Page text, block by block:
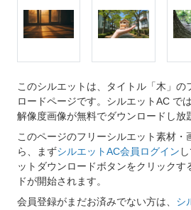
このシルエットは、タイトル「木」の
ロードページです。シルエットAC で
解像度画像が無料でダウンロードし放
このページのフリーシルエット素材・
ら、まずシルエットAC会員ログイン
ットダウンロードボタンをクリックす
ドが開始されます。
会員登録がまだお済みでない方は、 シ